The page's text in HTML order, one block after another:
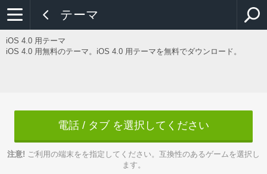
テーマ
iOS 4.0 用テーマ
iOS 4.0 用無料のテーマ。iOS 4.0 用テーマを無料でダウンロード。
電話 / タブ を選択してください
注意! ご利用の端末をを指定してください。互換性のあるゲームを選択し
ます。